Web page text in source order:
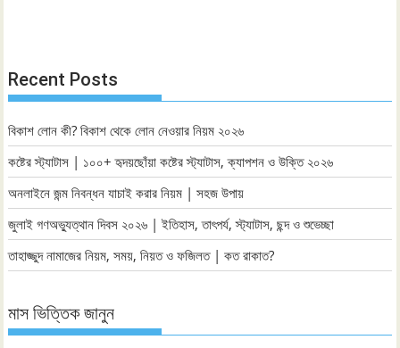
Recent Posts
বিকাশ লোন কী? বিকাশ থেকে লোন নেওয়ার নিয়ম ২০২৬
কষ্টের স্ট্যাটাস | ১০০+ হৃদয়ছোঁয়া কষ্টের স্ট্যাটাস, ক্যাপশন ও উক্তি ২০২৬
অনলাইনে জন্ম নিবন্ধন যাচাই করার নিয়ম | সহজ উপায়
জুলাই গণঅভ্যুত্থান দিবস ২০২৬ | ইতিহাস, তাৎপর্য, স্ট্যাটাস, ছন্দ ও শুভেচ্ছা
তাহাজ্জুদ নামাজের নিয়ম, সময়, নিয়ত ও ফজিলত | কত রাকাত?
মাস ভিত্তিক জানুন